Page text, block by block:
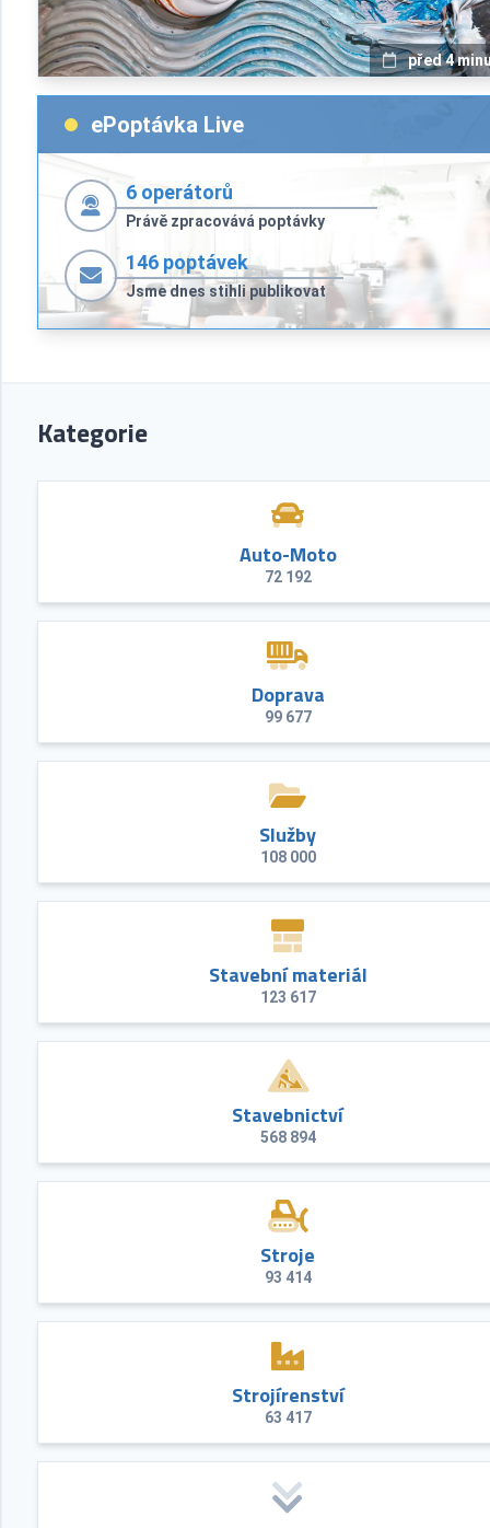
před 4
ePoptávka Live
6 operátorů
Právě zpracovává poptávky
146 poptávek
Jsme dnes stihli publikovat
Kategorie
Auto-Moto
72 192
Doprava
99 677
Služby
108 000
Stavební materiál
123 617
Stavebnictví
568 894
Stroje
93 414
Strojírenství
63 417